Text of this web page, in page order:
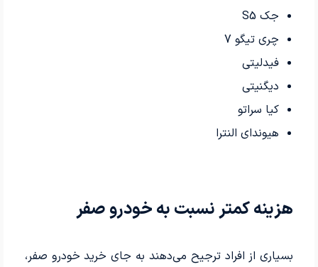
جک S5
چری تیگو 7
فیدلیتی
دیگنیتی
کیا سراتو
هیوندای النترا
هزینه کمتر نسبت به خودرو صفر
بسیاری از افراد ترجیح می‌دهند به جای خرید خودرو صفر،